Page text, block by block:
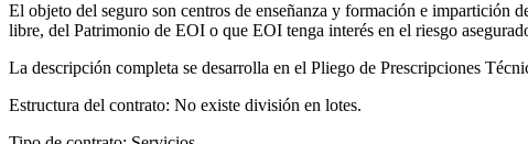
El objeto del seguro son centros de enseñanza y formación e impartición
libre, del Patrimonio de EOI o que EOI tenga interés en el riesgo
La descripción completa se desarrolla en el Pliego de Prescripciones
Estructura del contrato: No existe división en lotes.